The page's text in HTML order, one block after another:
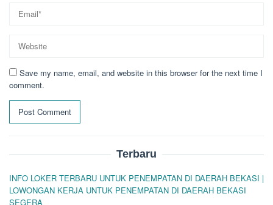
Save my name, email, and website in this browser for the next time I
comment.
Terbaru
INFO LOKER TERBARU UNTUK PENEMPATAN DI DAERAH BEKASI |
LOWONGAN KERJA UNTUK PENEMPATAN DI DAERAH BEKASI
SEGERA